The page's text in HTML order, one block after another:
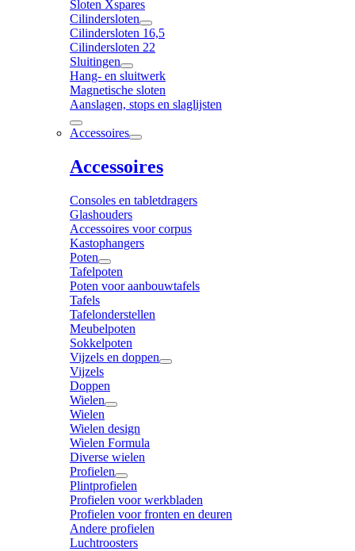
Sloten Xspares
Cilindersloten
Cilindersloten 16,5
Cilindersloten 22
Sluitingen
Hang- en sluitwerk
Magnetische sloten
Aanslagen, stops en slaglijsten
Accessoires
Accessoires
Consoles en tabletdragers
Glashouders
Accessoires voor corpus
Kastophangers
Poten
Tafelpoten
Poten voor aanbouwtafels
Tafels
Tafelonderstellen
Meubelpoten
Sokkelpoten
Vijzels en doppen
Vijzels
Doppen
Wielen
Wielen
Wielen design
Wielen Formula
Diverse wielen
Profielen
Plintprofielen
Profielen voor werkbladen
Profielen voor fronten en deuren
Andere profielen
Luchtroosters